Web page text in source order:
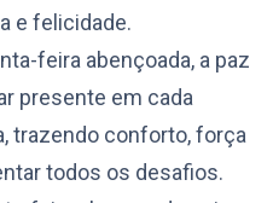
e felicidade.
feira abençoada, a paz
presente em cada
trazendo conforto, força
todos os desafios.